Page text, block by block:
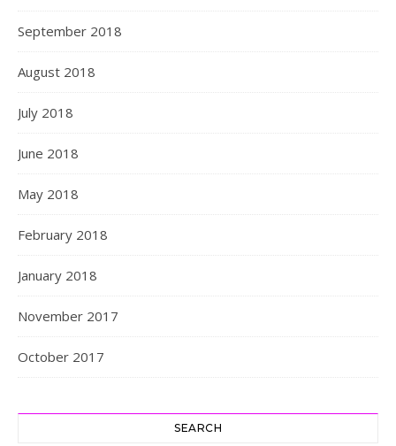
September 2018
August 2018
July 2018
June 2018
May 2018
February 2018
January 2018
November 2017
October 2017
SEARCH